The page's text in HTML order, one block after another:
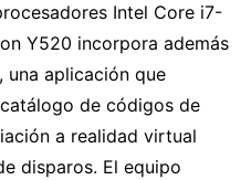
Intel Core i7-
Y520 incorpora además
una aplicación que
de códigos de
a realidad virtual
disparos. El equipo